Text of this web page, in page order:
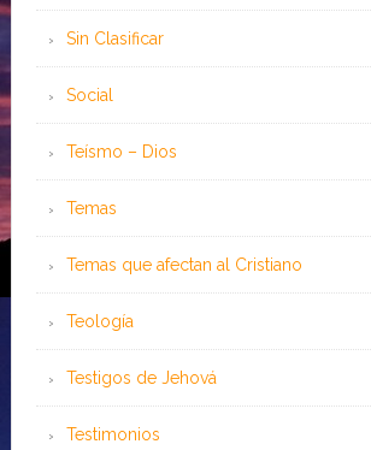
Sin Clasificar
Social
Teísmo – Dios
Temas
Temas que afectan al Cristiano
Teología
Testigos de Jehová
Testimonios